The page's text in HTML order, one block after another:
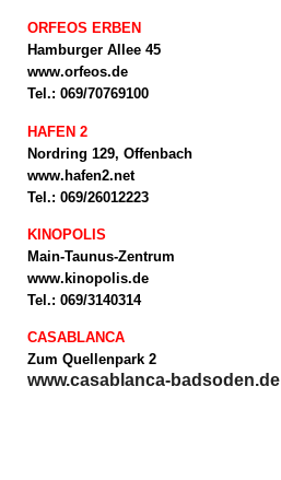
ORFEOS ERBEN
Hamburger Allee 45
www.orfeos.de
Tel.: 069/70769100
HAFEN 2
Nordring 129, Offenbach
www.hafen2.net
Tel.: 069/26012223
KINOPOLIS
Main-Taunus-Zentrum
www.kinopolis.de
Tel.: 069/3140314
CASABLANCA
Zum Quellenpark 2
www.casablanca-badsoden.de